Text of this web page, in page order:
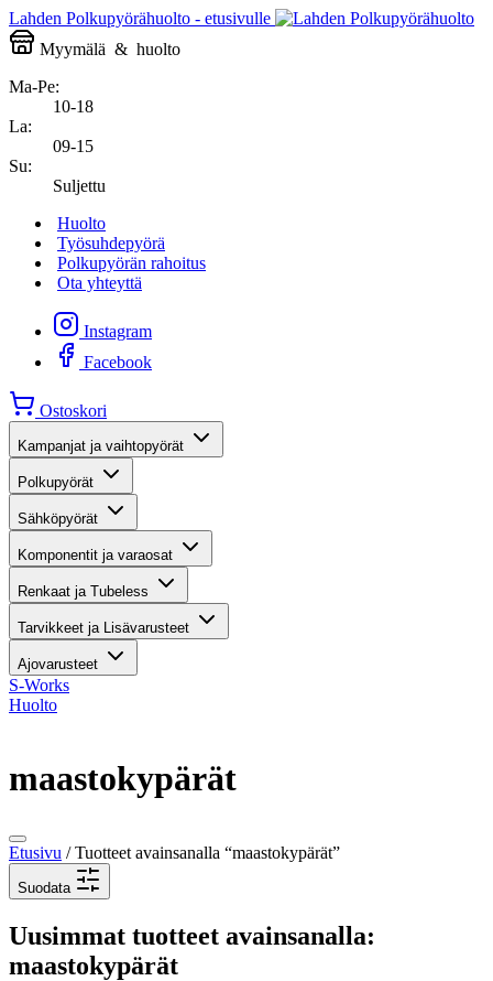
Lahden Polkupyörähuolto - etusivulle
Myymälä & huolto
Ma-Pe:
10-18
La:
09-15
Su:
Suljettu
Huolto
Työsuhdepyörä
Polkupyörän rahoitus
Ota yhteyttä
Instagram
Facebook
Ostoskori
Kampanjat ja vaihtopyörät
Polkupyörät
Sähköpyörät
Komponentit ja varaosat
Renkaat ja Tubeless
Tarvikkeet ja Lisävarusteet
Ajovarusteet
S-Works
Huolto
maastokypärät
Etusivu / Tuotteet avainsanalla “maastokypärät”
Suodata
Uusimmat tuotteet avainsanalla:
maastokypärät